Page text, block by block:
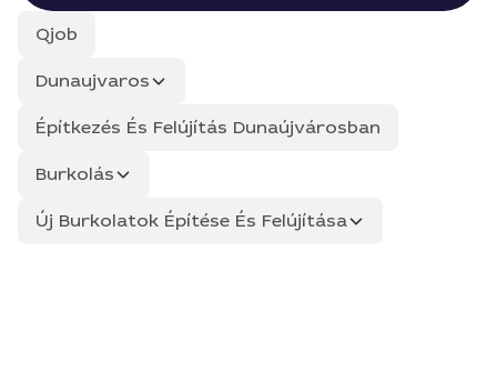
Qjob
Dunaujvaros
Építkezés És Felújítás Dunaújvárosban
Burkolás
Új Burkolatok Építése És Felújítása